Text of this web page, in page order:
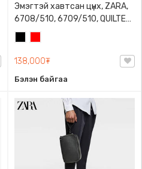
Эмэгтэй хавтсан цүнх, ZARA,
6708/510, 6709/510, QUILTED
CLUTCH BAGDETAILS, Лакан,
Гинжин оосортой
138,000₮
Бэлэн байгаа